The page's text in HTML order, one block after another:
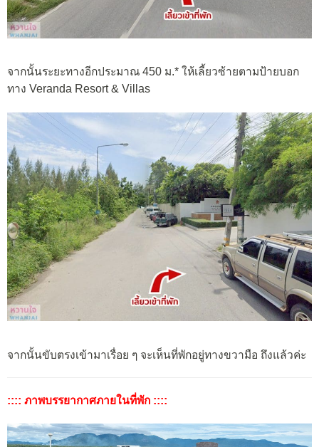
จากนั้นระยะทางอีกประมาณ 450 ม.* ให้เลี้ยวซ้ายตามป้ายบอก
ทาง Veranda Resort & Villas
จากนั้นขับตรงเข้ามาเรื่อย ๆ จะเห็นที่พักอยู่ทางขวามือ ถึงแล้วค่ะ
:::: ภาพบรรยากาศภายในที่พัก ::::